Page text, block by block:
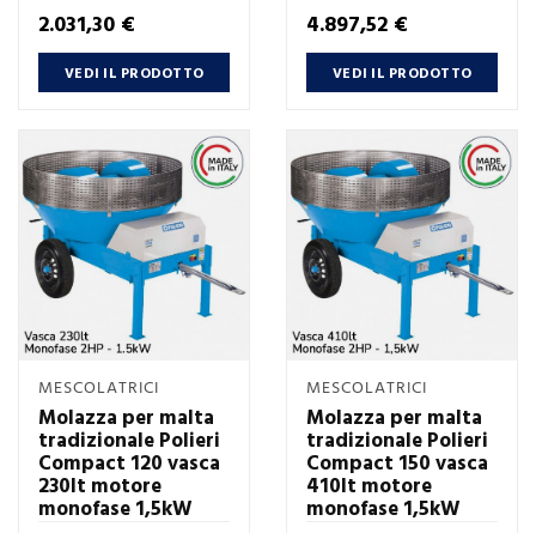
Prezzo
2.031,30 €
VEDI IL PRODOTTO
Prezzo
4.897,52 €
VEDI IL PRODOTTO
MESCOLATRICI
Molazza per malta
tradizionale Polieri
Compact 120 vasca
230lt motore
monofase 1,5kW
MESCOLATRICI
Molazza per malta
tradizionale Polieri
Compact 150 vasca
410lt motore
monofase 1,5kW